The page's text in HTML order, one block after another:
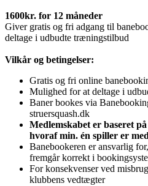
1600kr. for 12 måneder
Giver gratis og fri adgang til
deltage i udbudte træningstilbud
Vilkår og betingelser:
Gratis og fri online
Mulighed for at deltage i
Baner bookes via
struersquash.dk
Medlemskabet er baseret
hvoraf min. én spiller er
Banebookeren er ansvarlig
fremgår korrekt i
For konsekvenser ved
klubbens vedtægter